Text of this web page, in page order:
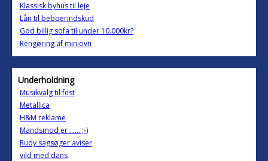
Klassisk byhus til leje
Lån til beboerindskud
God billig sofa til under 10.000kr?
Rengøring af miniovn
Underholdning
Musikvalg til fest
Metallica
H&M reklame
Mandsmod er ...... ;-)
Rudy sagsøger aviser
vild med dans